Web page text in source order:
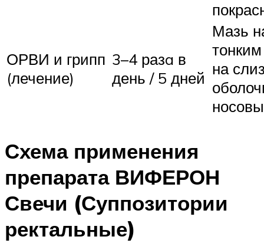
ОРВИ и грипп
(лечение)
3–4 разa в
день / 5 дней
Мазь
на
Схема применения
препарата ВИФЕРОН
Свечи (Суппозитории
ректальные)